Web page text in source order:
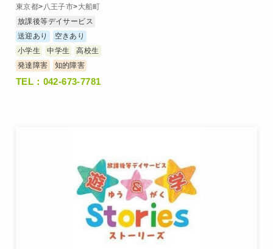
東京都>八王子市>大船町
放課後等デイサービス
送迎あり
空きあり
小学生
中学生
高校生
発達障害
知的障害
TEL：042-673-7781